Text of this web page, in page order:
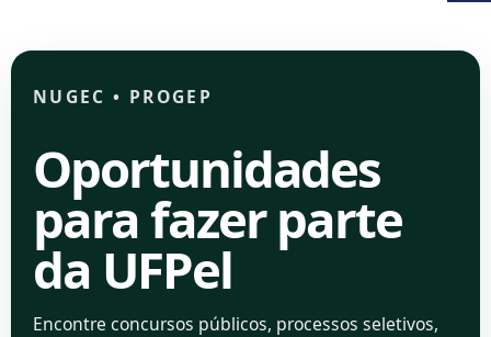
PORTARIAS
NUGEC• PROGEP
Oportunidades
para fazer parte
da UFPel
Encontre concursos públicos, processos seletivos,